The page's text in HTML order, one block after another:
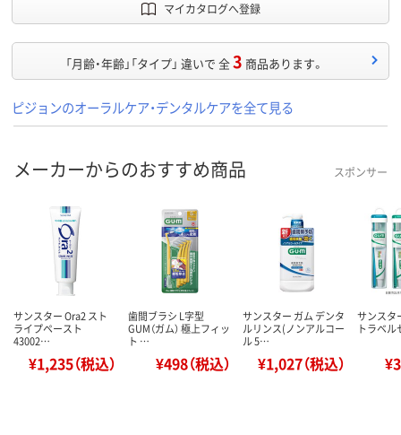
マイカタログへ登録
「月齢・年齢」「タイプ」 違いで 全3 商品あります。
ピジョンのオーラルケア・デンタルケアを全て見る
メーカーからのおすすめ商品 スポンサー
サンスター Ora2 スト
ライプペースト
43002…
¥1,235（税込）
歯間ブラシ L字型
GUM（ガム） 極上フィッ
ト …
¥498（税込）
サンスター ガム デンタ
ルリンス(ノンアルコー
ル 5…
¥1,027（税込）
サンスタ
トラベル